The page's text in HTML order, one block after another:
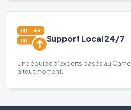
Support Local 24/7
Une équipe d'experts basés au
à tout moment.